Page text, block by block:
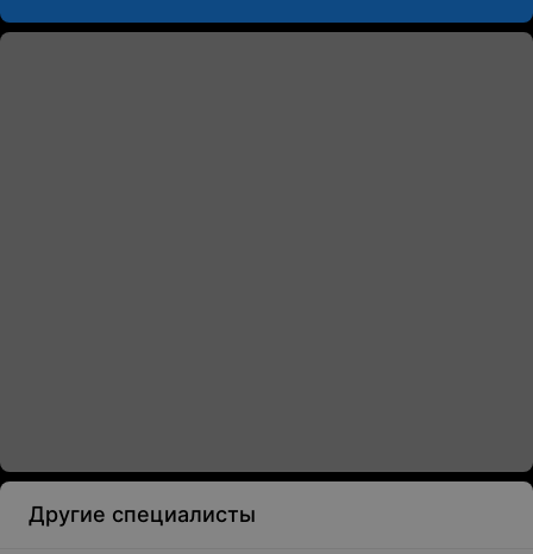
Другие специалисты